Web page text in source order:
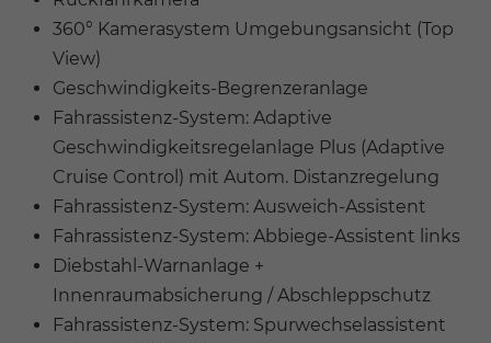
360° Kamerasystem Umgebungsansicht (Top
View)
Geschwindigkeits-Begrenzeranlage
Fahrassistenz-System: Adaptive
Geschwindigkeitsregelanlage Plus (Adaptive
Cruise Control) mit Autom. Distanzregelung
Fahrassistenz-System: Ausweich-Assistent
Fahrassistenz-System: Abbiege-Assistent links
Diebstahl-Warnanlage +
Innenraumabsicherung / Abschleppschutz
Fahrassistenz-System: Spurwechselassistent